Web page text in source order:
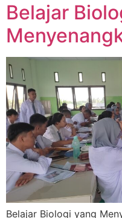
Belajar
Belajar Biologi yang